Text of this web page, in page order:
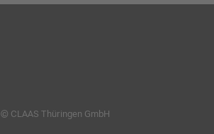
© CLAAS Thüringen GmbH